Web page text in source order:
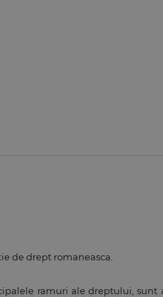
de drept romaneasca.
ramuri ale dreptului,